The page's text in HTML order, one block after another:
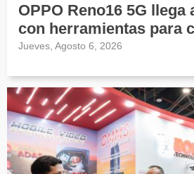
OPPO Reno16 5G llega
con herramientas para
Jueves, Agosto 6, 2026